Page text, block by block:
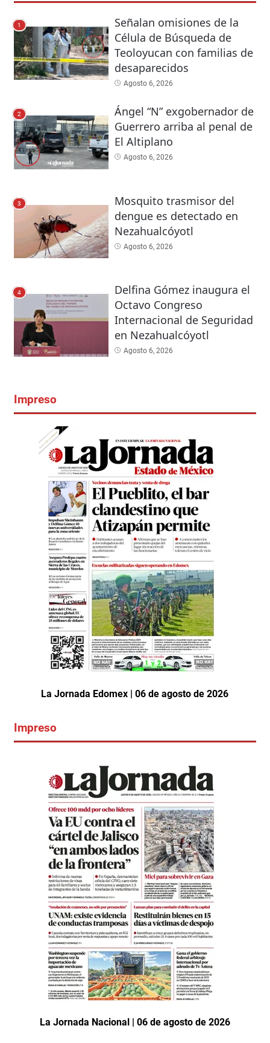
1
Señalan omisiones de la
Célula de Búsqueda de
Teoloyucan con familias de
desaparecidos
Agosto 6, 2026
2
Ángel “N” exgobernador de
Guerrero arriba al penal de
El Altiplano
Agosto 6, 2026
3
Mosquito trasmisor del
dengue es detectado en
Nezahualcóyotl
Agosto 6, 2026
4
Delfina Gómez inaugura el
Octavo Congreso
Internacional de Seguridad
en Nezahualcóyotl
Agosto 6, 2026
Impreso
La Jornada Edomex | 06 de agosto de 2026
Impreso
La Jornada Nacional | 06 de agosto de 2026